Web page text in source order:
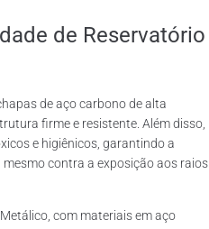
de Reservatório
de aço carbono de alta
firme e resistente. Além disso,
e higiênicos, garantindo a
contra a exposição aos raios
com materiais em aço